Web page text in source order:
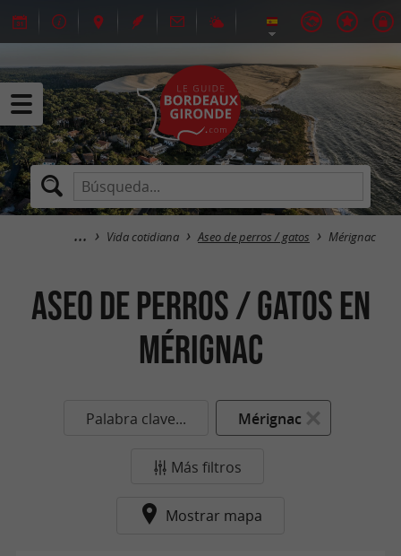
Vida cotidiana Aseo de perros / gatos Mérignac
Aseo de perros / gatos en
Mérignac
Palabra clave... Mérignac
Más filtros
Mostrar mapa